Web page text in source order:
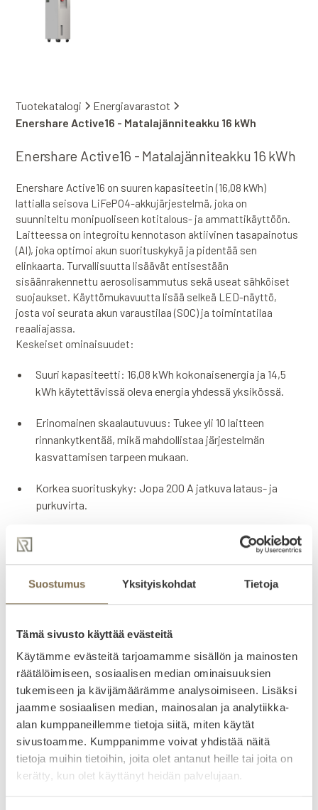
Suostumus Yksityiskohdat Tietoja
Tämä sivusto käyttää evästeitä
Käytämme evästeitä tarjoamamme sisällön ja mainosten
räätälöimiseen, sosiaalisen median ominaisuuksien
tukemiseen ja kävijämäärämme analysoimiseen. Lisäksi
jaamme sosiaalisen median, mainosalan ja analytiikka-
alan kumppaneillemme tietoja siitä, miten käytät
sivustoamme. Kumppanimme voivat yhdistää näitä
tietoja muihin tietoihin, joita olet antanut heille tai joita on
kerätty, kun olet käyttänyt heidän palvelujaan.
Tuotekatalogi
Energiavarastot
Enershare Active16 - Matalajänniteakku 16 kWh
Enershare Active16 - Matalajänniteakku 16 kWh
Enershare Active16 on suuren kapasiteetin (16,08 kWh)
lattialla seisova LiFePO4-akkujärjestelmä, joka on
suunniteltu monipuoliseen kotitalous- ja ammattikäyttöön.
Laitteessa on integroitu kennotason aktiivinen tasapainotus
(AI), joka optimoi akun suorituskykyä ja pidentää sen
elinkaarta. Turvallisuutta lisäävät entisestään
sisäänrakennettu aerosolisammutus sekä useat sähköiset
suojaukset. Käyttömukavuutta lisää selkeä LED-näyttö,
josta voi seurata akun varaustilaa (SOC) ja toimintatilaa
reaaliajassa.
Keskeiset ominaisuudet:
Suuri kapasiteetti: 16,08 kWh kokonaisenergia ja 14,5
kWh käytettävissä oleva energia yhdessä yksikössä.
Erinomainen skaalautuvuus: Tukee yli 10 laitteen
rinnankytkentää, mikä mahdollistaa järjestelmän
kasvattamisen tarpeen mukaan.
Korkea suorituskyky: Jopa 200 A jatkuva lataus- ja
purkuvirta.
Kestävyys: Erittäin pitkä käyttöikä, jopa 8000 sykliä (80
Sääsuojattu ja lämmitetty: IP54-luokitus ja integroitu
lämmitystoiminto mahdollistavat luotettavan käytön eri
Lähetä tarjouspyyntö tai kysy lisätietoja:
Lähetä
Ota yhteyttä